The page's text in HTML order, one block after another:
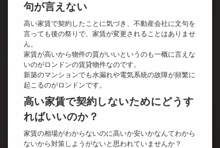
句が言えない
高い家賃で契約したことに気づき、不動産会社に文句を
言っても後の祭りで、家賃が変更されることはありませ
ん。
家賃が高いから物件の質がいいというのも一概に言えな
いのがロンドンの賃貸物件なのです。
新築のマンションでも水漏れや電気系統の故障が頻繁に
起こるのがロンドンです。
高い家賃で契約しないためにどうす
ればいいのか？
家賃の相場がわからないのに高いか安いかなんてわから
ないから対策しようがないと思われていませんか？